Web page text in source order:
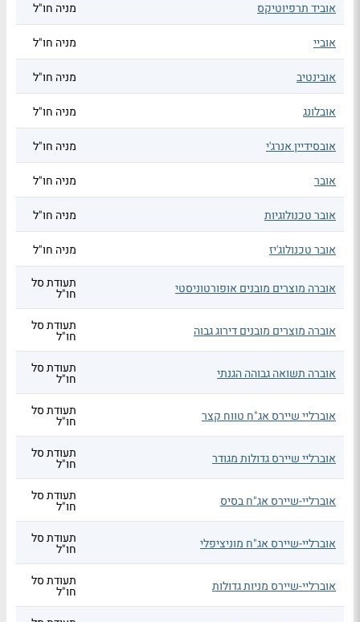
אוביד תרפיוטיקס מניה חו"ל
אוביי מניה חו"ל
אובינטיב מניה חו"ל
אובלונג מניה חו"ל
אובסידיין אנרג'י מניה חו"ל
אובר מניה חו"ל
אובר טכנולוגיות מניה חו"ל
אובר טכנולוג'יז מניה חו"ל
אוברה מוצרים מובנים אופורטוניסטי תעודת סל
חו"ל
אוברה מוצרים מובנים דירוג גבוה תעודת סל
חו"ל
אוברה תשואה גבוהה הגנתי תעודת סל
חו"ל
אוברליי שיירס אג"ח טווח קצר תעודת סל
חו"ל
אוברליי שיירס גדולות מגודר תעודת סל
חו"ל
אוברליי-שיירס אג"ח בסיס תעודת סל
חו"ל
אוברליי-שיירס אג"ח מוניציפלי תעודת סל
חו"ל
אוברליי-שיירס מניות גדולות תעודת סל
חו"ל